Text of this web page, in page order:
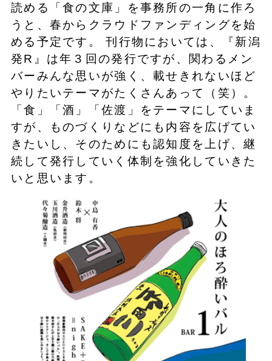
読める「食の文庫」を事務所の一角に作ろ
うと、春からクラウドファンディングを始
める予定です。 刊行物においては、『新潟
発R』は年３回の発行ですが、関わるメン
バーみんな思いが強く、載せきれないほど
やりたいテーマがたくさんあって（笑）。
「食」「酒」「佐渡」をテーマにしていま
すが、ものづくりなどにも内容を広げてい
きたいし、そのためにも認知度を上げ、継
続して発行していく体制を強化していきた
いと思います。